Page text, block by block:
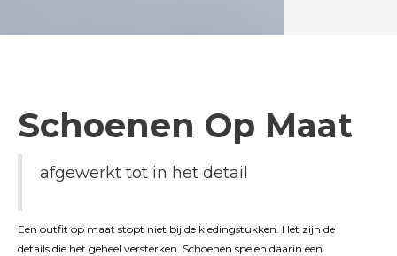
Schoenen Op Maat
afgewerkt tot in het detail
Een outfit op maat stopt niet bij de kledingstukken. Het zijn de
details die het geheel versterken. Schoenen spelen daarin een